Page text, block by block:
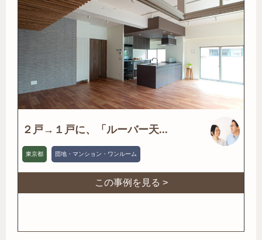
２戸→１戸に、「ルーバー天...
東京都 団地・マンション・ワンルーム
この事例を見る >